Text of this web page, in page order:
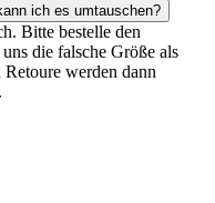
ich es umtauschen?
Bitte bestelle den
die falsche Größe als
werden dann